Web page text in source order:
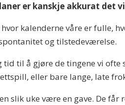
er kanskje akkurat det
kalenderne våre er fulle,
og tilstedeværelse.
til å gjøre de tingene vi ofte
eller bare lange, late
slik uke være en gave. De